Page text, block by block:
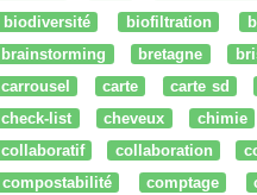
biodiversité
biofiltration
brainstorming
bretagne
carrousel
carte carte sd
check-list
cheveux chimie
collaboratif
collaboration
compostabilité
comptage